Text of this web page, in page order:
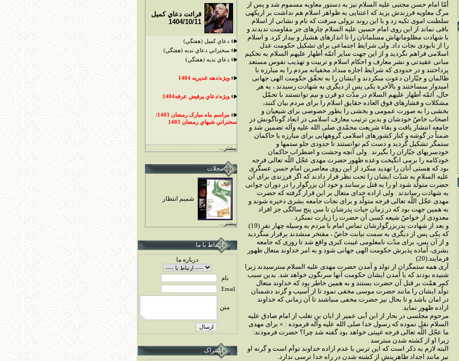
أمّا امام حسن مجتبى عليه السلام نيز به دستور معاويه مسموم شد و پس از
مرگ معاويه فرزندش يزيد كه اعتنايى به ظواهر اسلام هم نداشت بر اريكه‏ى
سلطنت اموى تكيه زد و با اين روند نزولى مى‏رفت كه نام و نشانى از اسلام
باقى نماند از اين روى امام حسين عليه السلام چاره‏اى جز مقاومت نديدند و
با شهادت مظلومانه‏اش مسلمانان را تا اندازه‏اى هشيار و بيدار كرد. و اسلام
را از نابودى نجات داد. ولى شرايط اجتماعى براى تشكيل حكومت عدل
اسلامى فراهم نگرديد و از اين جهت ساير أئمّه أطهار عليهم السلام به تحكيم
مبانى عقيدتى و نشر معارف و احكام اسلام و تربيت و تهذيب نفوس مستعد
پرداختند و در حدودى كه شرايط اجازه مى‏داد مخفيانه مردم را به مبارزه با
ظالمان و جبّاران دعوت مى‏كردند و ايشان را به تحقّق حكومت الهى جهانى
اميدوار مى‏ساختند و بالأخره يكى پس از ديگرى به شهادت رسيدند ، به هر
حال، أئمّه أطهار عليهم السلام در مدّت دو قرن و نيم توانستند با تحمّل
مشكلات و فشارهاى فوق العاده حقايق اسلام را براى مردم بيان كنند،
بخشى را به صورت عمومى و بخشى را بطور خصوصى براى شيعيان و
اصحاب خاصّ خودشان و بدين ترتيب معارف اسلامى در ابعاد گوناگونش در
جامعه انتشار يافت و بقاء شريعت محمّدى صلى الله عليه وآله تضمين شد و
ضمناً در گوشه و كنار كشورهاى اسلامى گروههايى براى مبارزه با حاكمان
ستمگر تشكيل گرديد و دست كم توانستند تا حدودى جلو ستمها و
خودسريهاى جبّاران را بگيرند . ولى آنچه وحشت و اضطراب حاكمان
خودكامه را برمى انگيخت وعده ظهور حضرت مهدى عجّل اللّه تعالى فرجه
بود كه هستى آنان را تهديد مى‏كرد از اين روى معاصرين امام حسن عسگرى
عليه السلام به شدّت ايشان را تحت نظر قرار دادند كه اگر فرزندى براى آن
حضرت متولّد شود او را به قتل برسانند و خود آن بزرگوار را در دوران جوانى
به شهادت رساندند . ولى اراده خداى متعال بر اين قرار گرفته كه حضرت
مهدى عجّل اللّه تعالى فرجه متولّد و براى نجات جامعه بشرى ذخيره شوند و
به همين جهت بود كه در زمان حيات پدرشان تا سن پنج سالگى جز افراد
معدودى از خواصّ شيعه كسى آن حضرت را زيارت نمى‏كرد .
و بعد از شهادت پدربزرگوارشان تماس امام با مردم به وسيله چهار نفر (19)
كه يكى پس از ديگرى به سمت نيابت خاصّ ، مفتخر مى‏شدند برقرار مى‏گرديد
و از آن پس، براى مدّت نامعلومى غيبت كبرى واقع شد تا روزى كه جامعه
بشرى، آماده پذيرش حكومت الهى جهانى شود و به امر خداوند متعال ظهور
فرمايند.(20)
آرى همه ستمگران از تولد و آمدن حضرت مهدى عليه السلام مى‏ترسيدند زيرا
شنيده بودند كه با آمدن ايشان حكومت آنها سرنگون خواهد شد. بدين سبب
كمر همّت بر قتل آن حضرت بستند و به همين خاطر بود كه خداوند متعال
تولّد ايشان را مانند حضرت موسى مخفى نمود تا از آسيب و گزند دشمنان
در امان باشد و تا بحال نيز حضرت مخفى مى‏باشند تا آن زمانى كه خداوند
اراده ظهور نمايد.
مرحوم مجلسى در بحار از ابن أبى عمير از ابان بن تغلب از امام صادق عليه
السلام نقل نموده كه رسول خدا صلى الله عليه وآله فرموده : « براى مهدى
ما عجّل اللّه تعالى فرجه غيبتى خواهد بود گفته شد چرا؟ حضرت فرمودند:
زيرا او از كشته شدن مى‏ترسد .
البته لازم به ذكر است كه اين ترس با عدم اراده خداوند توأم است و گرنه او
نيز مانند اجداد طاهرينش از كشته شدن در راه خدا ترسى ندارد.
قرائت دعاي کميل
1404/10/11
دعاي کميل (هفتگي)
سخنراني دعاي ندبه (هفتگي)
دعاي ندبه (هفتگي)
ويژه/دهه غديريه 1404
ويژه/دعاي پرفيض عرفه1404
مراسم ماه مبارک رمضان 1403/
سخنراني شبهاي رمضان 1403
بيشتر...
مجلات
شميم انتظار
بيشتر...
ارتباط با ما
درباره ما
نام
Email
متن
اشتراک